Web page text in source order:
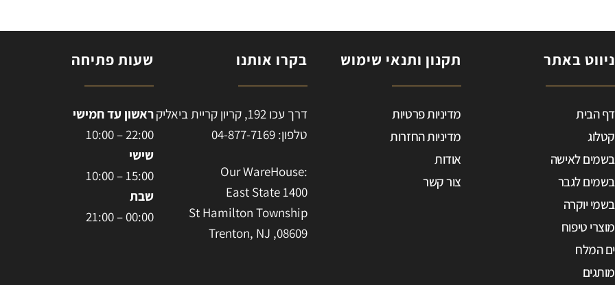
ניווט באתר
דף הבית
קטלוג
בשמים לאישה
בשמים לגבר
בשמי יוקרה
מוצרי טיפוח
ים המלח
מותגים
תקנון ותנאי שימוש
מדיניות פרטיות
מדיניות החזרות
אודות
צור קשר
בקרו אותנו
דרך עכו 192, קריון קריית ביאליק
טלפון: 04-877-7169
:Our WareHouse
East State 1400
St Hamilton Township
Trenton, NJ ,08609
שעות פתיחה
ראשון עד חמישי
22:00 – 10:00
שישי
15:00 – 10:00
שבת
00:00 – 21:00